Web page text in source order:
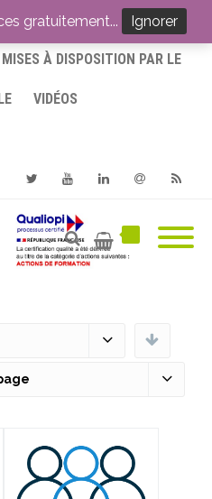
À DISPOSITION PAR LE
VIDÉOS
TwitterYoutube
gratuitement... Ignorer